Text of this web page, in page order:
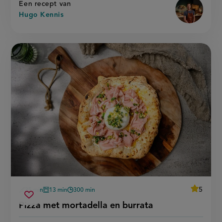
Een recept van
Hugo Kennis
Pizza met mortadella en burrata
voorbereidingstijd
35 min
oventijd
13 min
wachttijd
300 min
average
5
Sla
pizza
met
mortadella